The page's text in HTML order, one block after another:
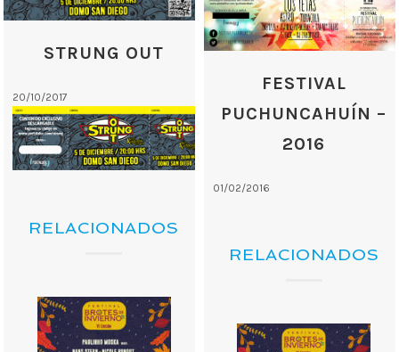
STRUNG OUT
20/10/2017
RELACIONADOS
FESTIVAL
PUCHUNCAHUÍN –
2016
01/02/2016
RELACIONADOS